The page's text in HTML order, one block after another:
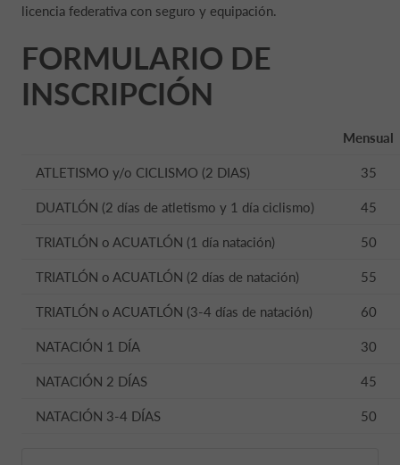
licencia federativa con seguro y equipación.
FORMULARIO DE
INSCRIPCIÓN
Mensual
ATLETISMO y/o CICLISMO (2 DIAS) 35
DUATLÓN (2 días de atletismo y 1 día ciclismo) 45
TRIATLÓN o ACUATLÓN (1 día natación) 50
TRIATLÓN o ACUATLÓN (2 días de natación) 55
TRIATLÓN o ACUATLÓN (3-4 días de natación) 60
NATACIÓN 1 DÍA 30
NATACIÓN 2 DÍAS 45
NATACIÓN 3-4 DÍAS 50